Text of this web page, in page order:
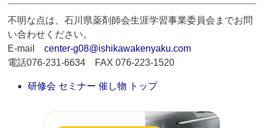
不明な点は、石川県薬剤師会生涯学習事業委員会までお問
い合わせください。
E-mailcenter-g08@ishikawakenyaku.com
電話076-231-6634 FAX 076-223-1520
研修会 セミナー 催し物 トップ